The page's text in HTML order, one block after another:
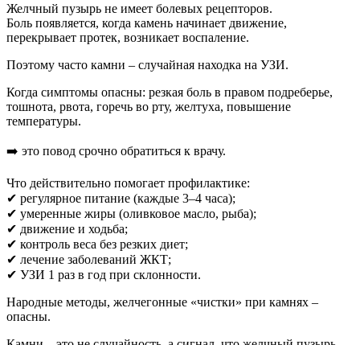
Желчный пузырь не имеет болевых рецепторов.
Боль появляется, когда камень начинает движение,
перекрывает протек, возникает воспаление.
Поэтому часто камни – случайная находка на УЗИ.
Когда симптомы опасны: резкая боль в правом подреберье,
тошнота, рвота, горечь во рту, желтуха, повышение
температуры.
➡️ это повод срочно обратиться к врачу.
Что действительно помогает профилактике:
✔ регулярное питание (каждые 3–4 часа);
✔ умеренные жиры (оливковое масло, рыба);
✔ движение и ходьба;
✔ контроль веса без резких диет;
✔ лечение заболеваний ЖКТ;
✔ УЗИ 1 раз в год при склонности.
Народные методы, желчегонные «чистки» при камнях –
опасны.